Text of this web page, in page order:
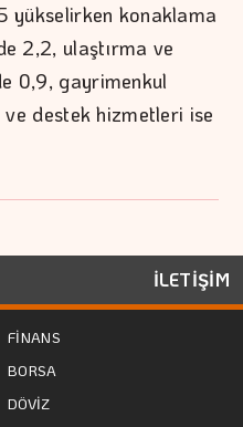
yükselirken konaklama
2,2, ulaştırma ve
0,9, gayrimenkul
destek hizmetleri ise
İLETİŞİM
FİNANS
BORSA
DÖVİZ